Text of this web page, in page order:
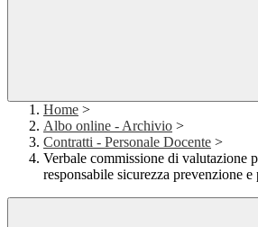
Home >
Albo online - Archivio >
Contratti - Personale Docente >
Verbale commissione di valutazione
responsabile sicurezza prevenzione